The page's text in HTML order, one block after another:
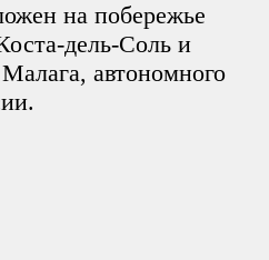
на побережье
дель-Соль и
автономного